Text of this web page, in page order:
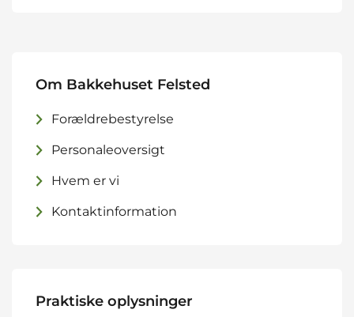
Om Bakkehuset Felsted
Forældrebestyrelse
Personaleoversigt
Hvem er vi
Kontaktinformation
Praktiske oplysninger